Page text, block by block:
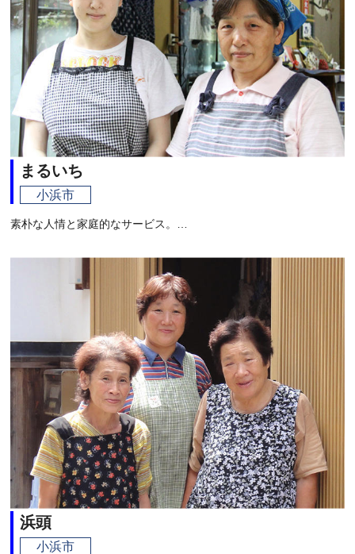
まるいち
小浜市
素朴な人情と家庭的なサービス。…
浜頭
小浜市